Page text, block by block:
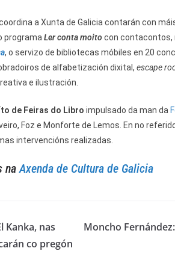
a Xunta de Galicia contarán con
programa Ler conta moitocon contacontos,
, o servizo de bibliotecas móbiles en 20
de alfabetización dixital, escape
e ilustración.
de Feiras do Libro impulsado da man da
Foz e Monforte de Lemos. En no
intervencións realizadas.
naAxenda de Cultura de Galicia
Kanka, nas
co pregón
Moncho